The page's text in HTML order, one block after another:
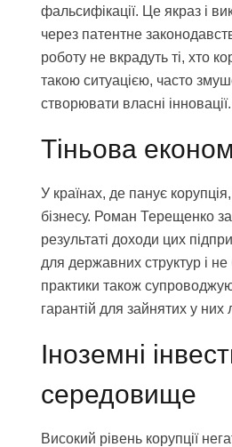
фальсифікації. Це якраз і
через патентне
роботу не вкрадуть ті, хто
такою ситуацією, часто
створювати власні інновації.
Тіньова
У країнах, де панує
бізнесу. Роман Терещенко
результаті доходи цих
для державних структур і
практики також
гарантій для зайнятих у них
Іноземні
середовище
Високий рівень корупції